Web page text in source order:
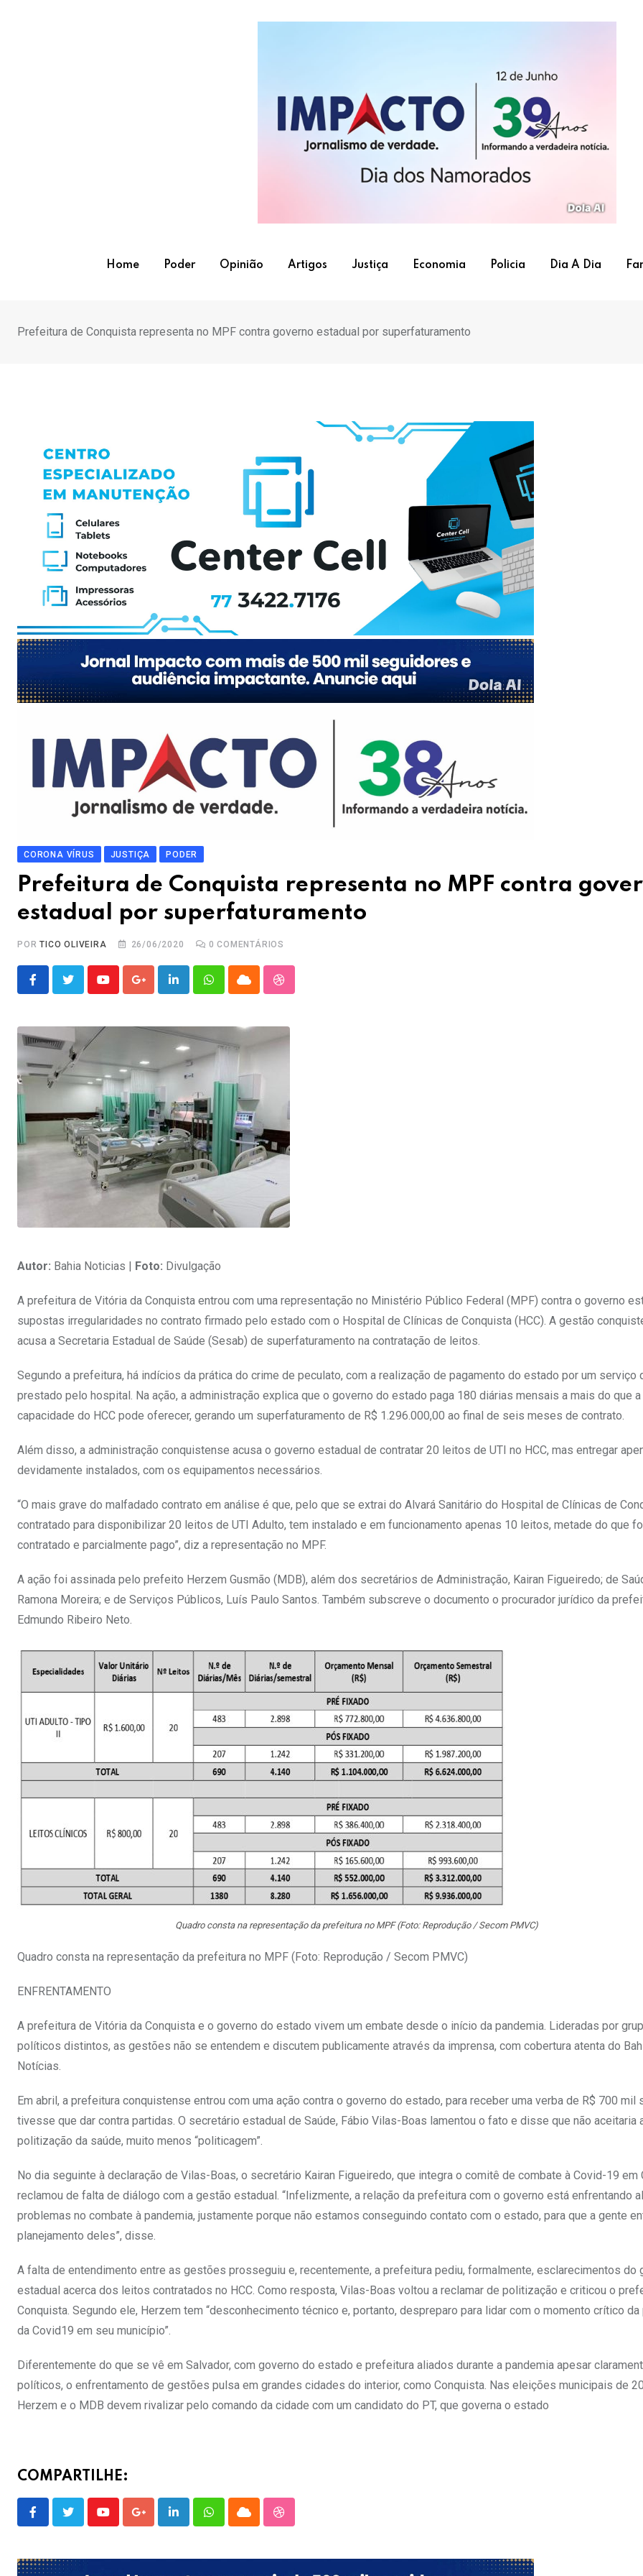
Home Poder Opinião Artigos Justiça Economia Policia Dia A Dia
Prefeitura de Conquista representa no MPF contra governo estadual por superfaturamento
CORONA VÍRUS JUSTIÇA PODER
Prefeitura de Conquista representa no MPF contra
estadual por superfaturamento
PORTICO OLIVEIRA 26/06/2020 0 COMENTÁRIOS
YoutubeGoogle+LinkedInWhatsappCloud StumbleUpon
Autor: Bahia Noticias | Foto: Divulgação
A prefeitura de Vitória da Conquista entrou com uma representação no Ministério Público Federal (MPF) contra o governo
supostas irregularidades no contrato firmado pelo estado com o Hospital de Clínicas de Conquista (HCC). A gestão
acusa a Secretaria Estadual de Saúde (Sesab) de superfaturamento na contratação de leitos.
Segundo a prefeitura, há indícios da prática do crime de peculato, com a realização de pagamento do estado por um serviço
prestado pelo hospital. Na ação, a administração explica que o governo do estado paga 180 diárias mensais a mais do que a
capacidade do HCC pode oferecer, gerando um superfaturamento de R$ 1.296.000,00 ao final de seis meses de contrato.
Além disso, a administração conquistense acusa o governo estadual de contratar 20 leitos de UTI no HCC, mas entregar
devidamente instalados, com os equipamentos necessários.
“O mais grave do malfadado contrato em análise é que, pelo que se extrai do Alvará Sanitário do Hospital de Clínicas de
contratado para disponibilizar 20 leitos de UTI Adulto, tem instalado e em funcionamento apenas 10 leitos, metade do que
contratado e parcialmente pago”, diz a representação no MPF.
A ação foi assinada pelo prefeito Herzem Gusmão (MDB), além dos secretários de Administração, Kairan Figueiredo; de
Ramona Moreira; e de Serviços Públicos, Luís Paulo Santos. Também subscreve o documento o procurador jurídico da
Edmundo Ribeiro Neto.
Quadro consta na representação da prefeitura no MPF (Foto: Reprodução / Secom PMVC)
Quadro consta na representação da prefeitura no MPF (Foto: Reprodução / Secom PMVC)
ENFRENTAMENTO
A prefeitura de Vitória da Conquista e o governo do estado vivem um embate desde o início da pandemia. Lideradas por
políticos distintos, as gestões não se entendem e discutem publicamente através da imprensa, com cobertura atenta do
Notícias.
Em abril, a prefeitura conquistense entrou com uma ação contra o governo do estado, para receber uma verba de R$ 700 mil
tivesse que dar contra partidas. O secretário estadual de Saúde, Fábio Vilas-Boas lamentou o fato e disse que não aceitaria
politização da saúde, muito menos “politicagem”.
No dia seguinte à declaração de Vilas-Boas, o secretário Kairan Figueiredo, que integra o comitê de combate à Covid-19 em
reclamou de falta de diálogo com a gestão estadual. “Infelizmente, a relação da prefeitura com o governo está enfrentando
problemas no combate à pandemia, justamente porque não estamos conseguindo contato com o estado, para que a gente
planejamento deles”, disse.
A falta de entendimento entre as gestões prosseguiu e, recentemente, a prefeitura pediu, formalmente, esclarecimentos do
estadual acerca dos leitos contratados no HCC. Como resposta, Vilas-Boas voltou a reclamar de politização e criticou o
Conquista. Segundo ele, Herzem tem “desconhecimento técnico e, portanto, despreparo para lidar com o momento crítico da
da Covid19 em seu município”.
Diferentemente do que se vê em Salvador, com governo do estado e prefeitura aliados durante a pandemia apesar
políticos, o enfrentamento de gestões pulsa em grandes cidades do interior, como Conquista. Nas eleições municipais de
Herzem e o MDB devem rivalizar pelo comando da cidade com um candidato do PT, que governa o estado
COMPARTILHE:
YoutubeGoogle+LinkedInWhatsappCloud StumbleUpon